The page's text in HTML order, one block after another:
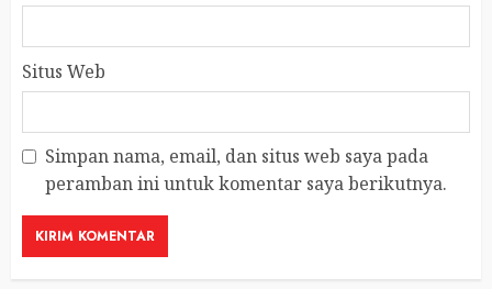
Situs Web
Simpan nama, email, dan situs web saya pada
peramban ini untuk komentar saya berikutnya.